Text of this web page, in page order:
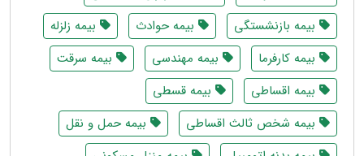
بیمه بازنشستگی
بیمه حوادث
بیمه زلزله
بیمه کارفرما
بیمه مهندسی
بیمه سرقت
بیمه اقساطی
بیمه قسطی
بیمه شخص ثالث اقساطی
بیمه حمل و نقل